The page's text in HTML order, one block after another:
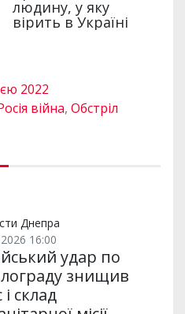
2022
війна, Обстріл
Днепра
16:00
удар по
знищив
і склад